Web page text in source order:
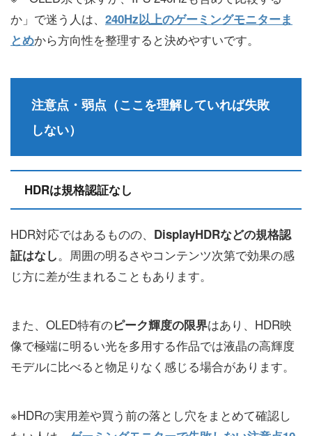
か」で迷う人は、 240Hz以上のゲーミングモニターま
とめから方向性を整理すると決めやすいです。
注意点・弱点（ここを理解していれば失敗
しない）
HDRは規格認証なし
HDR対応ではあるものの、 DisplayHDRなどの規格認
証はなし。周囲の明るさやコンテンツ次第で効果の感
じ方に差が生まれることもあります。
また、OLED特有のピーク輝度の限界はあり、HDR映
像で極端に明るい光を多用する作品では液晶の高輝度
モデルに比べると物足りなく感じる場合があります。
※HDRの実用差や買う前の落とし穴をまとめて確認し